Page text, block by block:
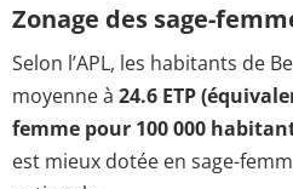
Zonage des sage-
Selon l’APL, les habitants de
moyenne à 24.6 ETP
femme pour 100 000
est mieux dotée en sage-